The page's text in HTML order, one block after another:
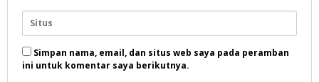
Simpan nama, email, dan situs web saya pada peramban
ini untuk komentar saya berikutnya.